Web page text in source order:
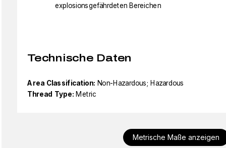
explosionsgefährdeten Bereichen
Technische Daten
Area Classification: Non-Hazardous; Hazardous
Thread Type: Metric
Metrische Maße anzeigen